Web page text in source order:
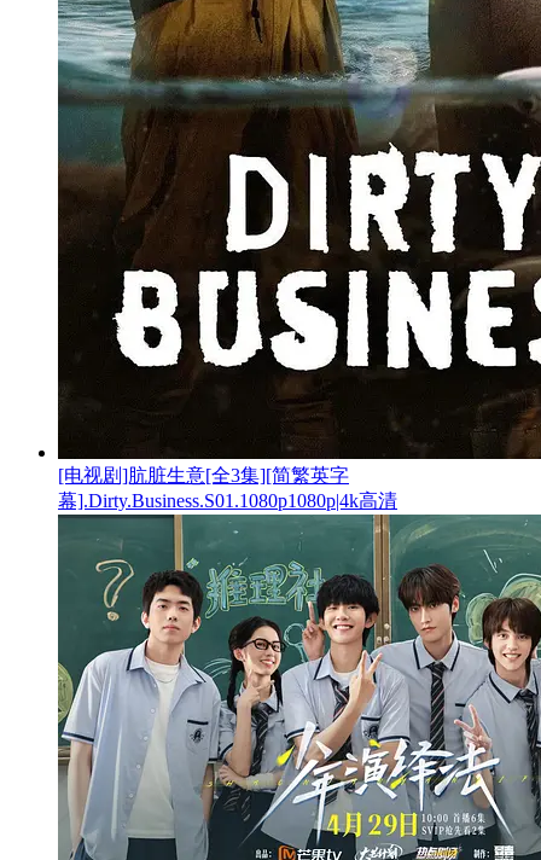
[电视剧]肮脏生意[全3集][简繁英字
幕].Dirty.Business.S01.1080p1080p|4k高清